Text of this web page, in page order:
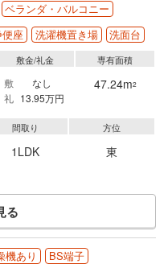
ベランダ・バルコニー
座 洗濯機置き場 洗面台
敷金/礼金
敷
なし
礼 13.95万円
専有面積
47.24m2
間取り
1LDK
方位
東
る
機あり
BS端子